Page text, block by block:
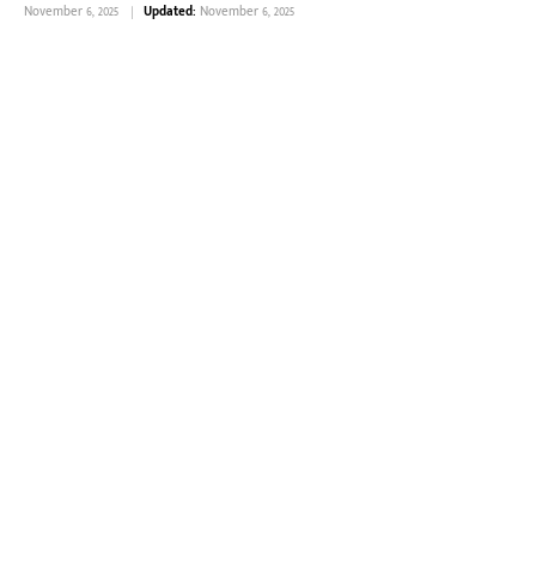
November 6, 2025 Updated: November 6, 2025